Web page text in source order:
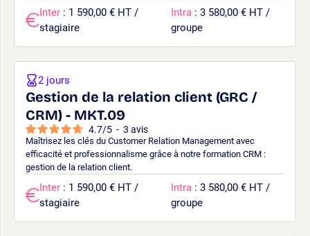
Inter : 1 590,00 € HT /
stagiaire
Intra : 3 580,00 € HT /
groupe
Gestion de la relation client (GRC /
CRM) - MKT.09
4.7/5 - 3 avis
Maîtrisez les clés du Customer Relation Management avec
efficacité et professionnalisme grâce à notre formation CRM :
gestion de la relation client.
2 jours
Inter : 1 590,00 € HT /
stagiaire
Intra : 3 580,00 € HT /
groupe